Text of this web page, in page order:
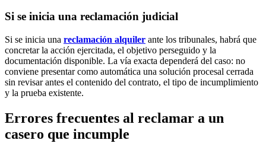
Si se inicia una reclamación judicial
Si se inicia una reclamación alquiler ante los tribunales, habrá que
concretar la acción ejercitada, el objetivo perseguido y la
documentación disponible. La vía exacta dependerá del caso: no
conviene presentar como automática una solución procesal cerrada
sin revisar antes el contenido del contrato, el tipo de incumplimiento
y la prueba existente.
Errores frecuentes al reclamar a un
casero que incumple